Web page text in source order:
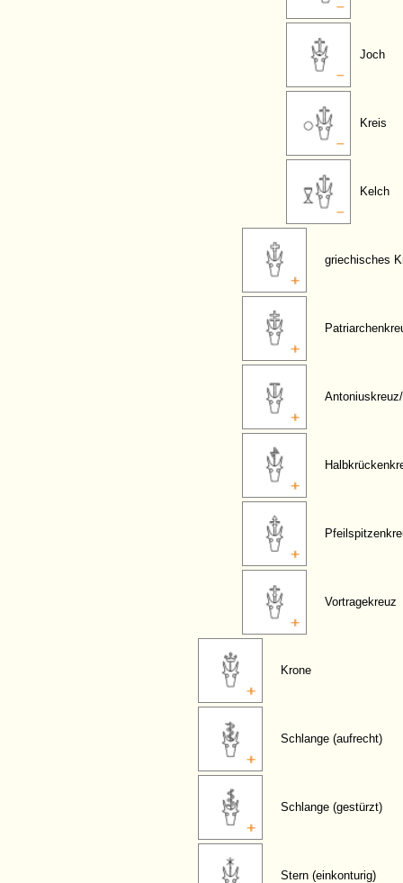
Joch
Kreis
Kelch
griechisches
Vortragekreuz
Krone
Schlange (aufrecht)
Schlange (gestürzt)
Stern (einkonturig)